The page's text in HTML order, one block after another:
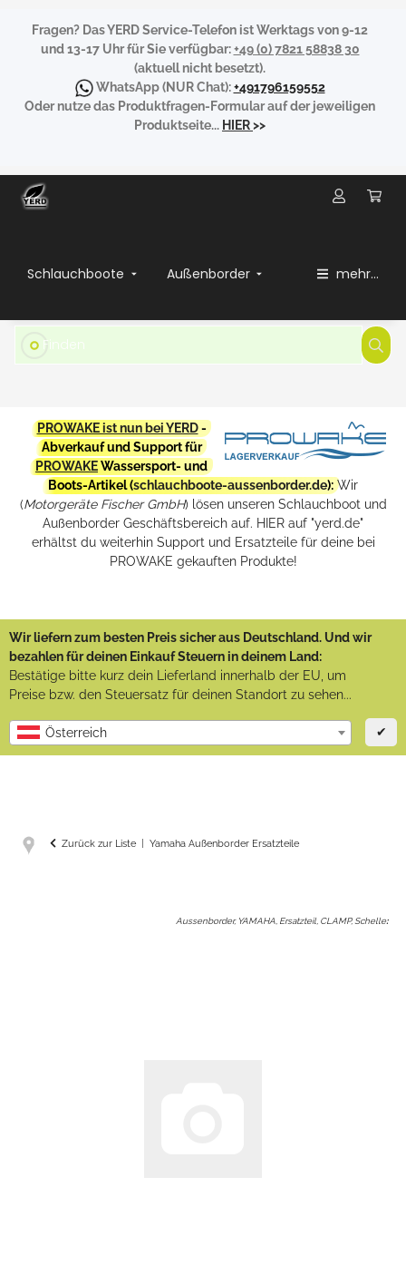
Fragen? Das YERD Service-Telefon ist Werktags von 9-12
und 13-17 Uhr für Sie verfügbar:+49 (0) 7821 58838 30
(aktuell nicht besetzt).
WhatsApp(NUR Chat):+491796159552
Oder nutze das Produktfragen-Formular auf der jeweiligen
Produktseite... HIER>>
Schlauchboote Außenborder mehr...
PROWAKE ist nun bei YERD-
Abverkauf und Support für
PROWAKEWassersport- und
Boots-Artikel (schlauchboote-aussenborder.de): Wir
(Motorgeräte Fischer GmbH) lösen unseren Schlauchboot und
Außenborder Geschäftsbereich auf. HIER auf "yerd.de"
erhältst du weiterhin Support und Ersatzteile für deine bei
PROWAKE gekauften Produkte!
Wir liefern zum besten Preis sicher aus Deutschland. Und wir
bezahlen für deinen Einkauf Steuern in deinem Land:
Bestätige bitte kurz dein Lieferland innerhalb der EU, um
Preise bzw. den Steuersatz für deinen Standort zu sehen...
Österreich ✔
Zurück zur Liste Yamaha Außenborder Ersatzteile
Aussenborder, YAMAHA, Ersatzteil, CLAMP, Schelle: